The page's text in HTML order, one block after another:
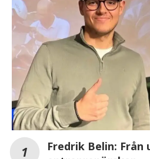
Fredrik Belin: